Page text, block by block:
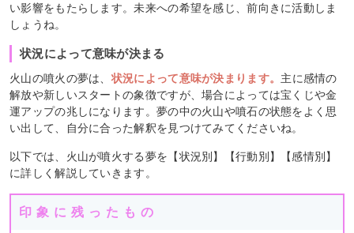
い影響をもたらします。未来への希望を感じ、前向きに活動しま
しょうね。
状況によって意味が決まる
火山の噴火の夢は、状況によって意味が決まります。 主に感情の
解放や新しいスタートの象徴ですが、場合によっては宝くじや金
運アップの兆しになります。夢の中の火山や噴石の状態をよく思
い出して、自分に合った解釈を見つけてみてくださいね。
以下では、火山が噴火する夢を【状況別】【行動別】【感情別】
に詳しく解説していきます。
印象に残ったもの